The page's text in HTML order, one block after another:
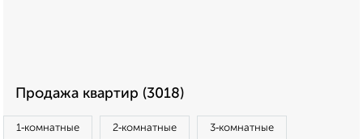
Продажа квартир (3018)
1‑комнатные 2‑комнатные 3‑комнатные